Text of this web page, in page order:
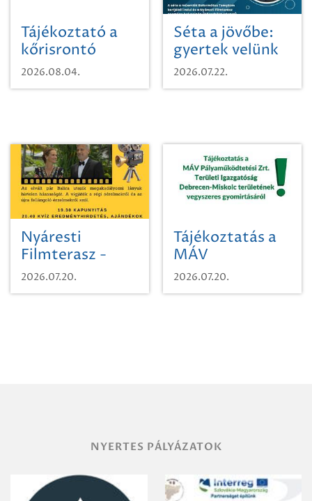
Tájékoztató a
kőrisrontó
karcsúdíszbogárról
2026.08.04.
Séta a jövőbe:
gyertek velünk
egy városi
időutazásra!
2026.07.22.
Nyáresti
Filmterasz -
Beugró a
Paradicsomba
2026.07.20.
Tájékoztatás a
MÁV
Pályaműködtetési
Zrt. Területi
2026.07.20.
NYERTES PÁLYÁZATOK